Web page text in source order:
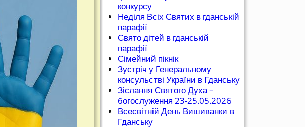
конкурсу
Неділя Всіх Святих в гданській
парафії
Свято дітей в гданській
парафії
Сімейний пікнік
Зустріч у Генеральному
консульстві України в Гданську
Зіслання Святого Духа –
богослуження 23-25.05.2026
Всесвітній День Вишиванки в
Гданську